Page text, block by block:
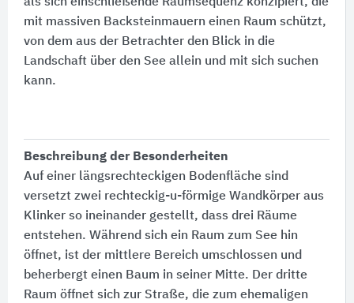
mit massiven Backsteinmauern einen Raum schützt,
von dem aus der Betrachter den Blick in die
Landschaft über den See allein und mit sich suchen
kann.
Beschreibung der Besonderheiten
Auf einer längsrechteckigen Bodenfläche sind
versetzt zwei rechteckig-u-förmige Wandkörper aus
Klinker so ineinander gestellt, dass drei Räume
entstehen. Während sich ein Raum zum See hin
öffnet, ist der mittlere Bereich umschlossen und
beherbergt einen Baum in seiner Mitte. Der dritte
Raum öffnet sich zur Straße, die zum ehemaligen